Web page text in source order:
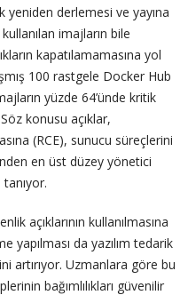
yeniden derlemesi ve yayına
imajların bile
kapatılamamasına yol
100 rastgele Docker Hub
yüzde 64’ünde kritik
konusu açıklar,
(RCE), sunucu süreçlerini
en üst düzey yönetici
açıklarının kullanılmasına
yapılması da yazılım tedarik
artırıyor. Uzmanlara göre bu
bağımlılıkları güvenilir